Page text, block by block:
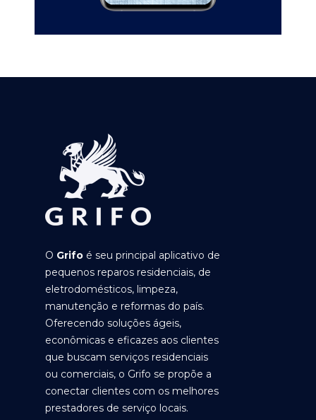
O Grifo é seu principal aplicativo de
pequenos reparos residenciais, de
eletrodomésticos, limpeza,
manutenção e reformas do país.
Oferecendo soluções ágeis,
econômicas e eficazes aos clientes
que buscam serviços residenciais
ou comerciais, o Grifo se propõe a
conectar clientes com os melhores
prestadores de serviço locais.